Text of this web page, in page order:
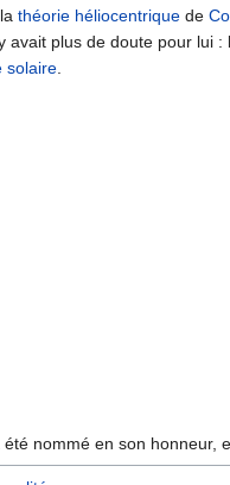
théorie héliocentrique de
avait plus de doute pour lui :
solaire.
nommé en son honneur,